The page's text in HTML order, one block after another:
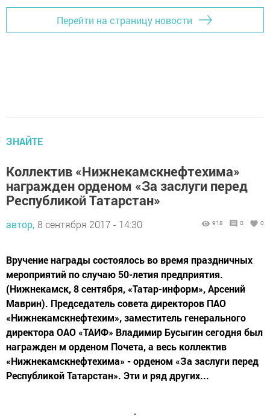
Перейти на страницу новости
ЗНАЙТЕ
Коллектив «Нижнекамскнефтехима»
награжден орденом «За заслуги перед
Республикой Татарстан»
автор, 8 сентября 2017 - 14:30 918 0 0
Вручение награды состоялось во время праздничных
мероприятий по случаю 50-летия предприятия.
(Нижнекамск, 8 сентября, «Татар-информ», Арсений
Маврин). Председатель совета директоров ПАО
«Нижнекамскнефтехим», заместитель генерального
директора ОАО «ТАИФ» Владимир Бусыгин сегодня был
награжден м орденом Почета, а весь коллектив
«Нижнекамскнефтехима» - орденом «За заслуги перед
Республикой Татарстан». Эти и ряд других...